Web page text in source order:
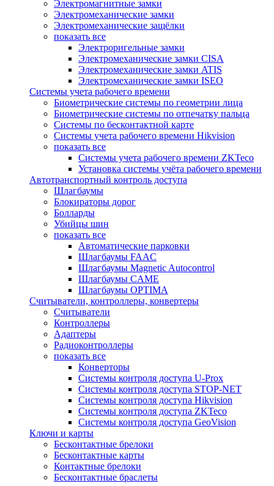
Электромагнитные замки
Электромеханические замки
Электромеханические защёлки
показать все
Электроригельные замки
Электромеханические замки CISA
Электромеханические замки ATIS
Электромеханические замки ISEO
Системы учета рабочего времени
Биометрические системы по геометрии лица
Биометрические системы по отпечатку пальца
Системы по бесконтактной карте
Системы учета рабочего времени Hikvision
показать все
Системы учета рабочего времени ZKTeco
Установка системы учёта рабочего времени
Автотранспортный контроль доступа
Шлагбаумы
Блокираторы дорог
Болларды
Убийцы шин
показать все
Автоматические парковки
Шлагбаумы FAAC
Шлагбаумы Magnetic Autocontrol
Шлагбаумы CAME
Шлагбаумы OPTIMA
Считыватели, контроллеры, конвертеры
Считыватели
Контроллеры
Адаптеры
Радиоконтроллеры
показать все
Конверторы
Системы контроля доступа U-Prox
Системы контроля доступа STOP-NET
Системы контроля доступа Hikvision
Системы контроля доступа ZKTeco
Системы контроля доступа GeoVision
Ключи и карты
Бесконтактные брелоки
Бесконтактные карты
Контактные брелоки
Бесконтактные браслеты